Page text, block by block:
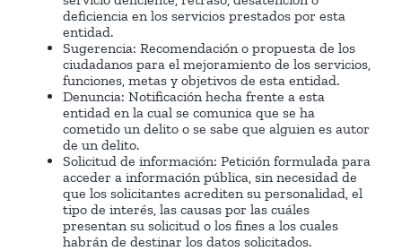
deficiencia en los servicios prestados por esta
entidad.
Sugerencia: Recomendación o propuesta de los
ciudadanos para el mejoramiento de los servicios,
funciones, metas y objetivos de esta entidad.
Denuncia: Notificación hecha frente a esta
entidad en la cual se comunica que se ha
cometido un delito o se sabe que alguien es autor
de un delito.
Solicitud de información: Petición formulada para
acceder a información pública, sin necesidad de
que los solicitantes acrediten su personalidad, el
tipo de interés, las causas por las cuáles
presentan su solicitud o los fines a los cuales
habrán de destinar los datos solicitados.